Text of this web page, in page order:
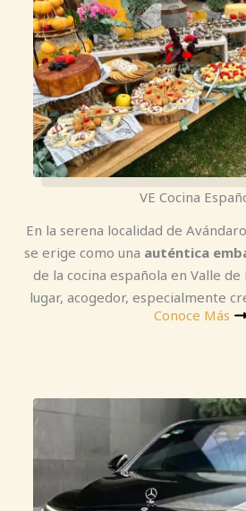
VE Cocina
En la serena localidad de
se erige como una auténtica
de la cocina española en Valle
lugar, acogedor, especialmente
Conoce Más